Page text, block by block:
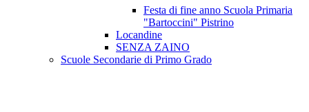
Festa di fine anno Scuola Primaria
"Bartoccini" Pistrino
Locandine
SENZA ZAINO
Scuole Secondarie di Primo Grado